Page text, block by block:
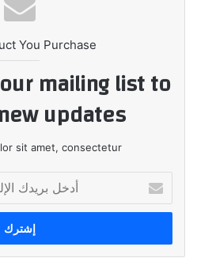
You Purchase
mailing list to
updates!
sit amet, consectetur.
بريدك
الإلكتروني